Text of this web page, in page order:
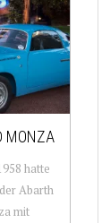
MONZA
hatte
Abarth
mit